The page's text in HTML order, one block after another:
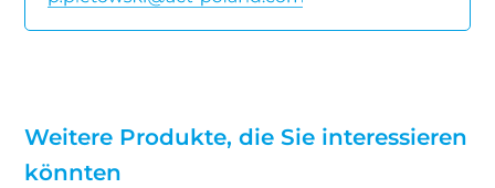
Weitere Produkte, die Sie interessieren
könnten